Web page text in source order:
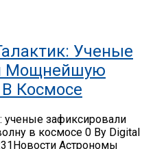
Ученые
Мощнейшую
Космосе
ученые зафиксировали
в космосе 0 By Digital
Астрономы